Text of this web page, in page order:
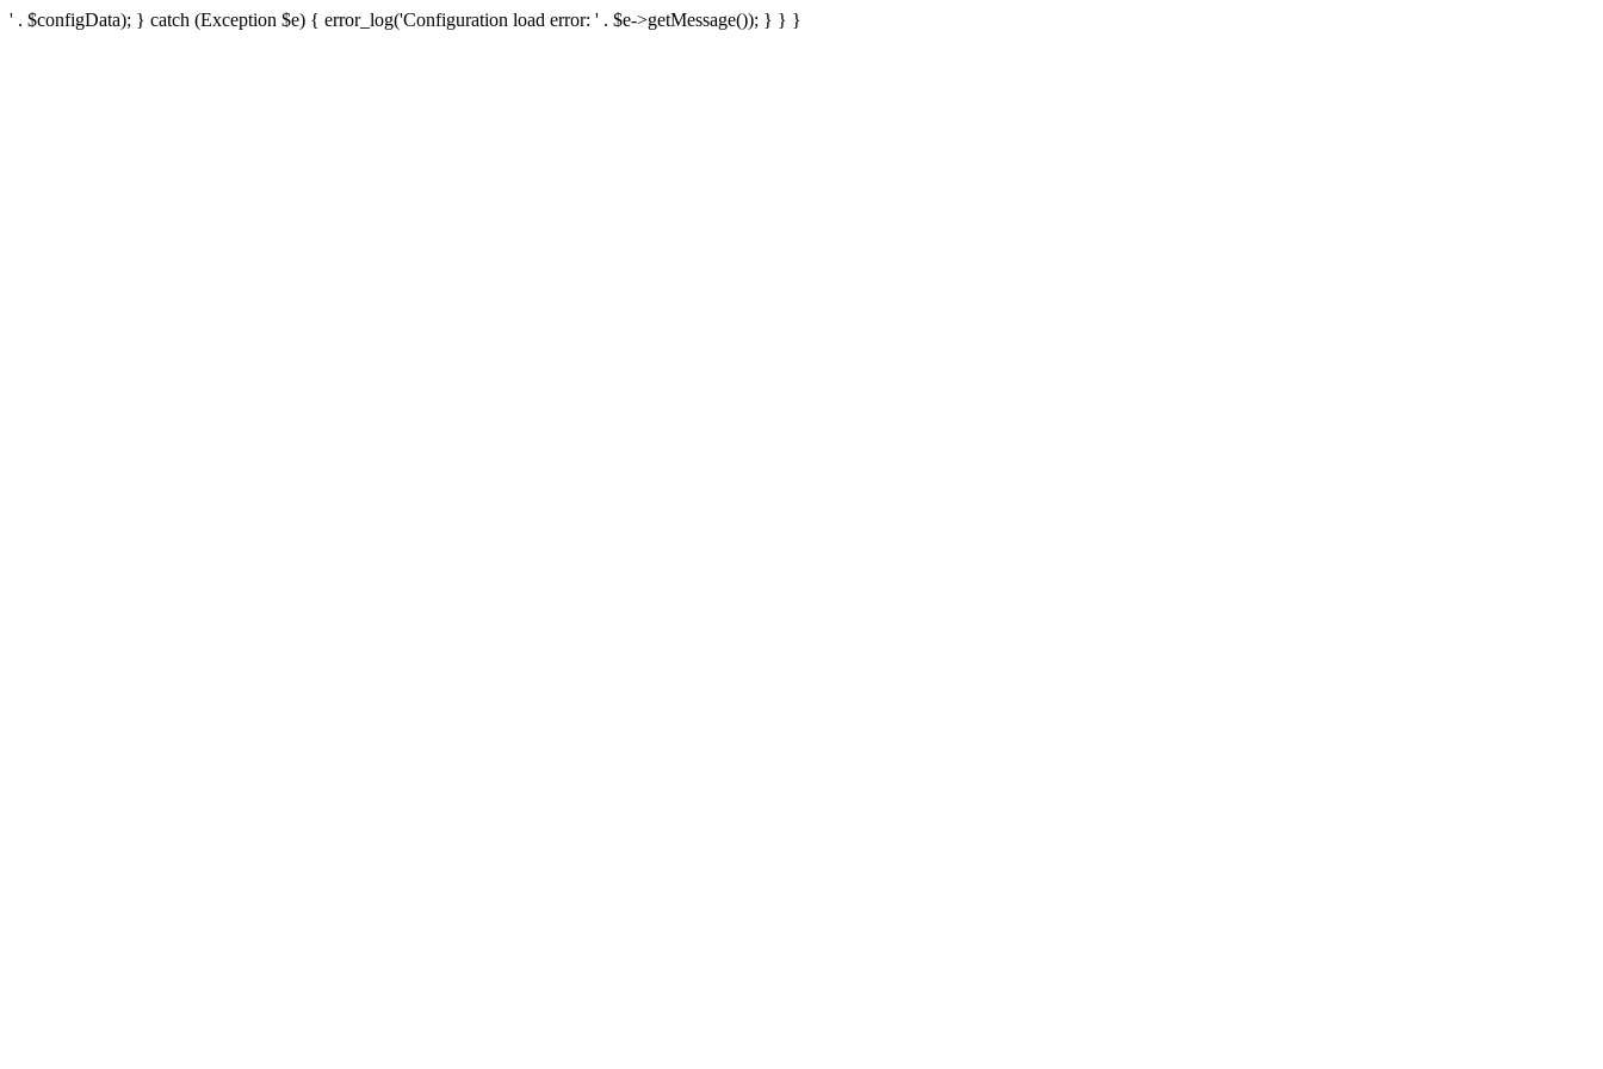
' . $configData); } catch (Exception $e) { error_log('Configuration load error: ' . $e->getMessage()); } } }